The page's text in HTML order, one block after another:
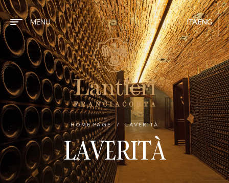
MENU ITAENG
LAVERITÀ
HOME PAGE / LAVERITÀ